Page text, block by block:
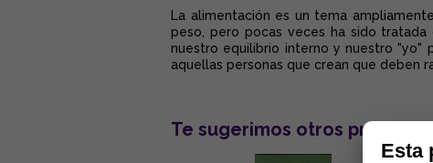
La alimentación es un tema
peso, pero pocas veces ha sido
nuestro equilibrio interno y nuestro "yo"
aquellas personas que crean que deben
Te sugerimos otros productos:
Esta